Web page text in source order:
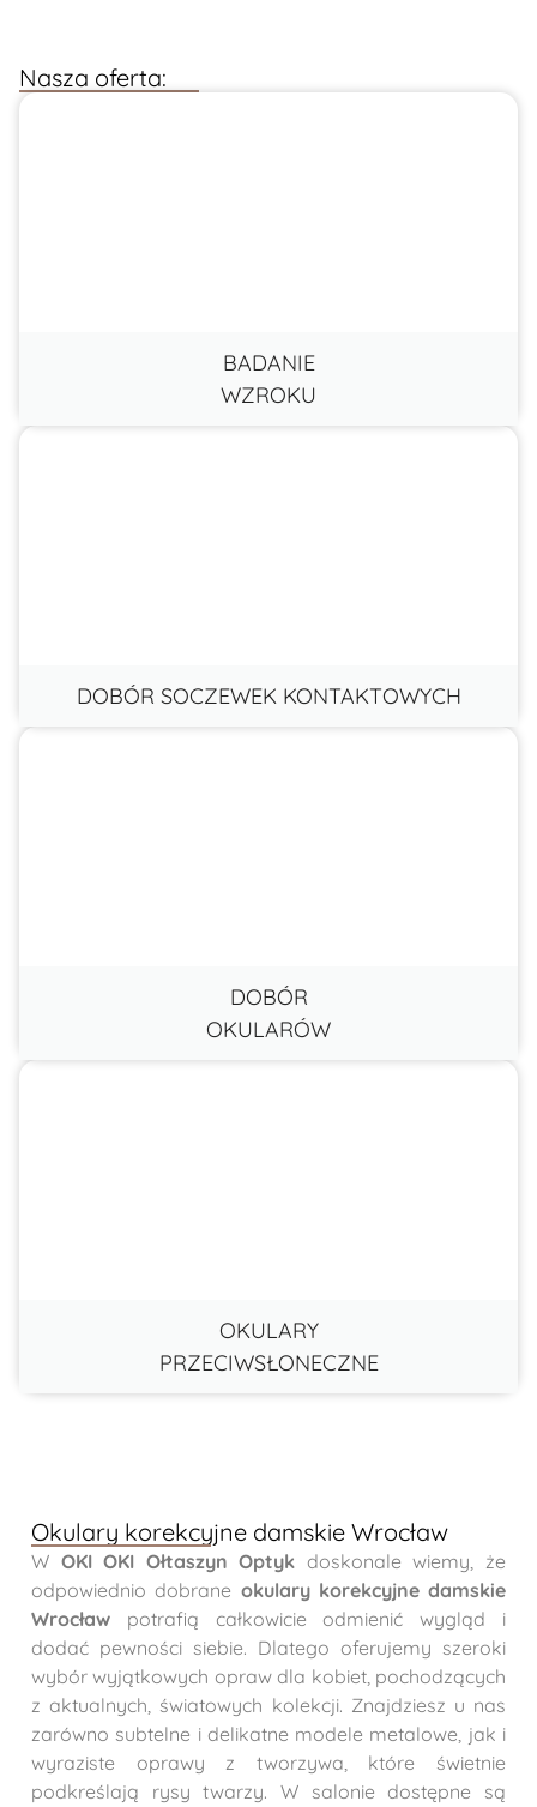
Nasza oferta:
BADANIE
WZROKU
DOBÓR SOCZEWEK KONTAKTOWYCH
DOBÓR
OKULARÓW
OKULARY
PRZECIWSŁONECZNE
Okulary korekcyjne damskie Wrocław
W OKI OKI Ołtaszyn Optyk doskonale wiemy, że
odpowiednio dobrane okulary korekcyjne damskie
Wrocław potrafią całkowicie odmienić wygląd i
dodać pewności siebie. Dlatego oferujemy szeroki
wybór wyjątkowych opraw dla kobiet, pochodzących
z aktualnych, światowych kolekcji. Znajdziesz u nas
zarówno subtelne i delikatne modele metalowe, jak i
wyraziste oprawy z tworzywa, które świetnie
podkreślają rysy twarzy. W salonie dostępne są